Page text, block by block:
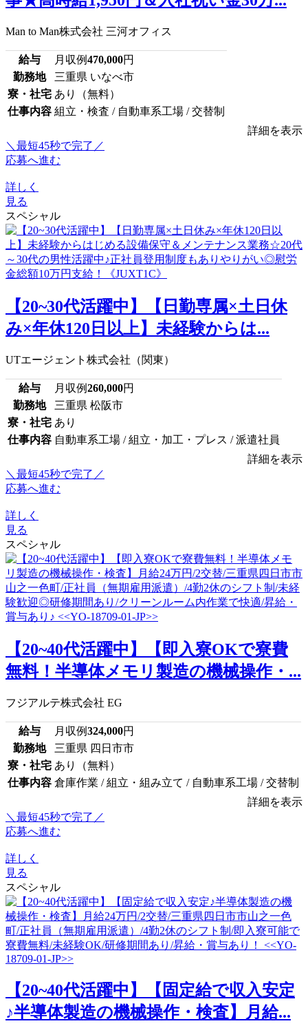
Man to Man株式会社 三河オフィス
給与 月収例470,000円
勤務地
三重県 いなべ市
寮・社宅 あり（無料）
仕事内容 組立・検査 / 自動車系工場 / 交替制
詳細を表示
＼最短45秒で完了／
応募へ進む
詳しく
見る
スペシャル
【20~30代活躍中】【日勤専属×土日休
み×年休120日以上】未経験からは...
UTエージェント株式会社（関東）
給与 月収例260,000円
勤務地
三重県 松阪市
寮・社宅 あり
仕事内容 自動車系工場 / 組立・加工・プレス / 派遣社員
詳細を表示
＼最短45秒で完了／
応募へ進む
詳しく
見る
スペシャル
【20~40代活躍中】【即入寮OKで寮費
無料！半導体メモリ製造の機械操作・...
フジアルテ株式会社 EG
給与 月収例324,000円
勤務地
三重県 四日市市
寮・社宅 あり（無料）
仕事内容 倉庫作業 / 組立・組み立て / 自動車系工場 / 交替制
詳細を表示
＼最短45秒で完了／
応募へ進む
詳しく
見る
スペシャル
【20~40代活躍中】【固定給で収入安定
♪半導体製造の機械操作・検査】月給...